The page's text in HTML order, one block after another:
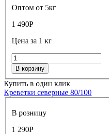
Оптом от 5кг
1 490Р
Цена за 1 кг
В корзину
Купить в один клик
Креветки северные 80/100
В розницу
1 290Р